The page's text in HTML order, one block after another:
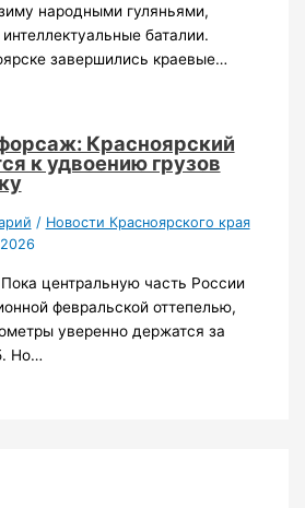
народными гуляньями,
баталии.
завершились краевые…
Красноярский
к удвоению грузов
/ Новости Красноярского края
центральную часть России
февральской оттепелью,
уверенно держатся за
Но…